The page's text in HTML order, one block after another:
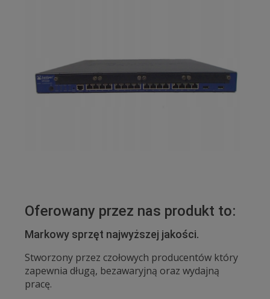
Oferowany przez nas produkt to:
Markowy sprzęt najwyższej jakości.
Stworzony przez czołowych producentów który
zapewnia długą, bezawaryjną oraz wydajną
pracę.